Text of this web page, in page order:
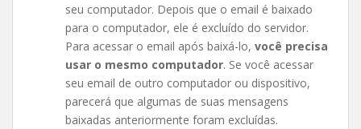
seu computador. Depois que o email é baixado
para o computador, ele é excluído do servidor.
Para acessar o email após baixá-lo, você precisa
usar o mesmo computador. Se você acessar
seu email de outro computador ou dispositivo,
parecerá que algumas de suas mensagens
baixadas anteriormente foram excluídas.